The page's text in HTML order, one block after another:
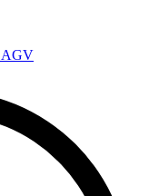
AGV